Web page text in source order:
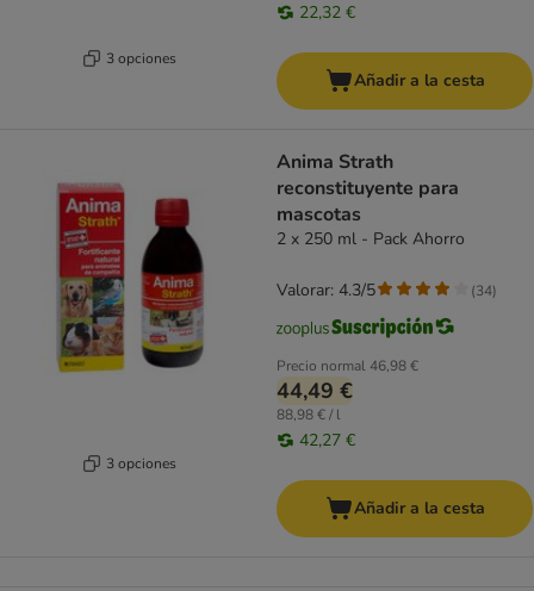
3 opciones
22,32 €
Añadir a la cesta
3 opciones
Anima Strath
reconstituyente para
mascotas
2 x 250 ml - Pack Ahorro
Precio normal46,98 €
44,49 €
88,98 € / l
42,27 €
Valorar: 4.3/5 (34)
Añadir a la cesta